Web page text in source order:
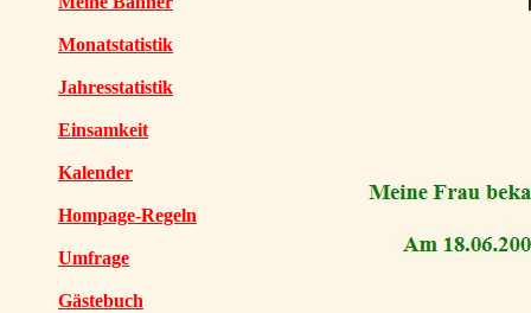
Monatstatistik
Jahresstatistik
Einsamkeit
Kalender
Hompage-Regeln
Umfrage
Gästebuch